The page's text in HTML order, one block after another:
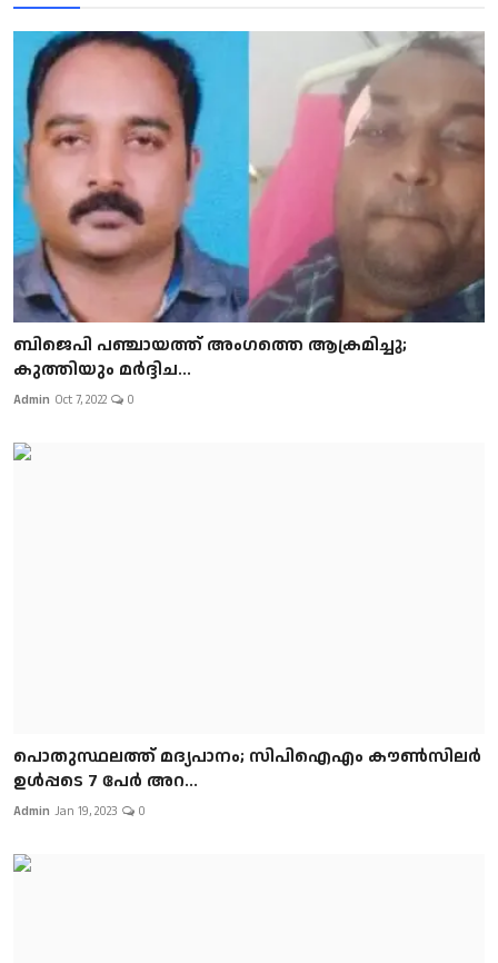
ബിജെപി പഞ്ചായത്ത് അംഗത്തെ ആക്രമിച്ചു;
കുത്തിയും മർദ്ദിച...
Admin Oct 7, 2022 0
പൊതുസ്ഥലത്ത് മദ്യപാനം; സിപിഐഎം കൗൺസിലർ
ഉൾപ്പടെ 7 പേർ അറ...
Admin Jan 19, 2023 0